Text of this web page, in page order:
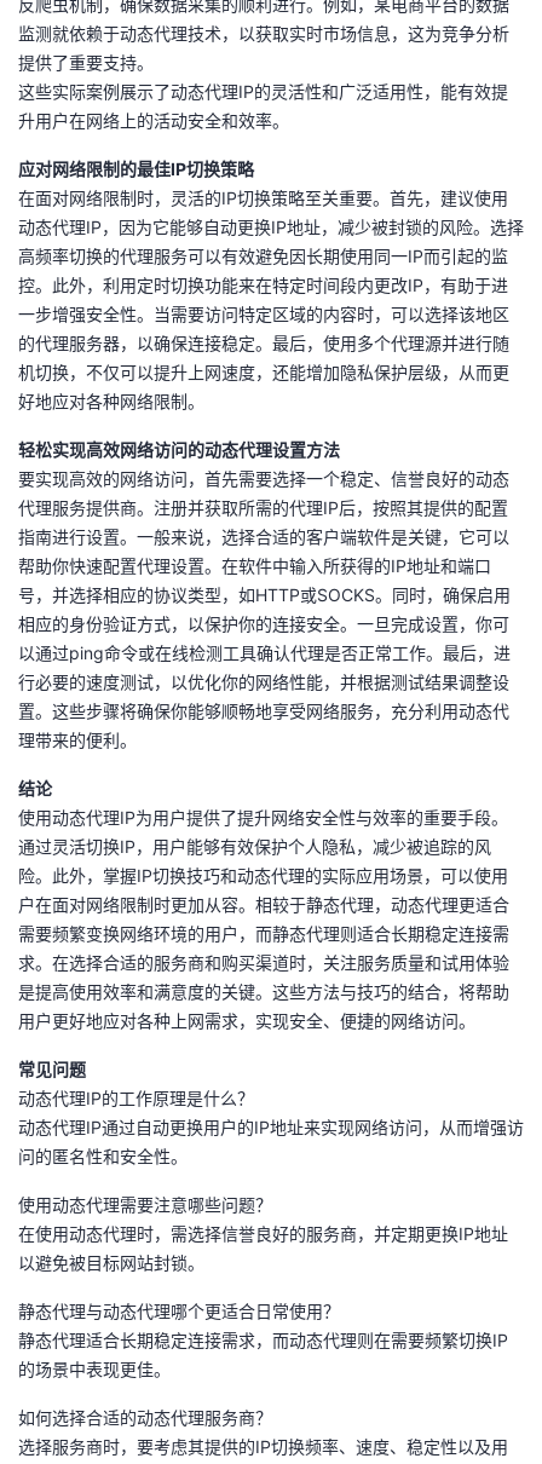
反爬虫机制，确保数据采集的顺利进行。例如，某电商平台的数据
监测就依赖于动态代理技术，以获取实时市场信息，这为竞争分析
提供了重要支持。
这些实际案例展示了动态代理IP的灵活性和广泛适用性，能有效提
升用户在网络上的活动安全和效率。
应对网络限制的最佳IP切换策略
在面对网络限制时，灵活的IP切换策略至关重要。首先，建议使用
动态代理IP，因为它能够自动更换IP地址，减少被封锁的风险。选择
高频率切换的代理服务可以有效避免因长期使用同一IP而引起的监
控。此外，利用定时切换功能来在特定时间段内更改IP，有助于进
一步增强安全性。当需要访问特定区域的内容时，可以选择该地区
的代理服务器，以确保连接稳定。最后，使用多个代理源并进行随
机切换，不仅可以提升上网速度，还能增加隐私保护层级，从而更
好地应对各种网络限制。
轻松实现高效网络访问的动态代理设置方法
要实现高效的网络访问，首先需要选择一个稳定、信誉良好的动态
代理服务提供商。注册并获取所需的代理IP后，按照其提供的配置
指南进行设置。一般来说，选择合适的客户端软件是关键，它可以
帮助你快速配置代理设置。在软件中输入所获得的IP地址和端口
号，并选择相应的协议类型，如HTTP或SOCKS。同时，确保启用
相应的身份验证方式，以保护你的连接安全。一旦完成设置，你可
以通过ping命令或在线检测工具确认代理是否正常工作。最后，进
行必要的速度测试，以优化你的网络性能，并根据测试结果调整设
置。这些步骤将确保你能够顺畅地享受网络服务，充分利用动态代
理带来的便利。
结论
使用动态代理IP为用户提供了提升网络安全性与效率的重要手段。
通过灵活切换IP，用户能够有效保护个人隐私，减少被追踪的风
险。此外，掌握IP切换技巧和动态代理的实际应用场景，可以使用
户在面对网络限制时更加从容。相较于静态代理，动态代理更适合
需要频繁变换网络环境的用户，而静态代理则适合长期稳定连接需
求。在选择合适的服务商和购买渠道时，关注服务质量和试用体验
是提高使用效率和满意度的关键。这些方法与技巧的结合，将帮助
用户更好地应对各种上网需求，实现安全、便捷的网络访问。
常见问题
动态代理IP的工作原理是什么？
动态代理IP通过自动更换用户的IP地址来实现网络访问，从而增强访
问的匿名性和安全性。
使用动态代理需要注意哪些问题？
在使用动态代理时，需选择信誉良好的服务商，并定期更换IP地址
以避免被目标网站封锁。
静态代理与动态代理哪个更适合日常使用？
静态代理适合长期稳定连接需求，而动态代理则在需要频繁切换IP
的场景中表现更佳。
如何选择合适的动态代理服务商？
选择服务商时，要考虑其提供的IP切换频率、速度、稳定性以及用